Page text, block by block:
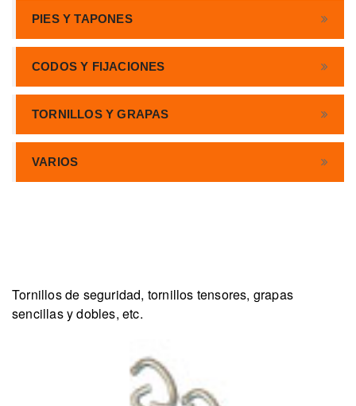
PIES Y TAPONES
CODOS Y FIJACIONES
TORNILLOS Y GRAPAS
VARIOS
Tornillos de seguridad, tornillos tensores, grapas
sencillas y dobles, etc.